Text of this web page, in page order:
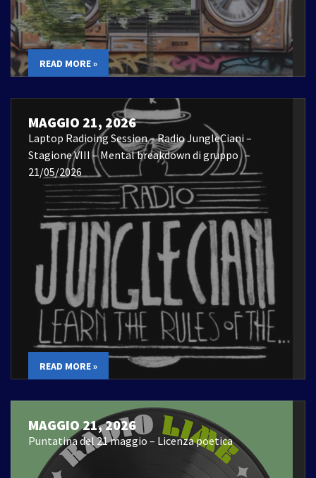
READ MORE »
MAGGIO 21, 2026
Laptop Radioing Session – Radio JungleCiani –
Stagione VIII – Mental breakdown di gruppo –
21/05/2026
READ MORE »
MAGGIO 21, 2026
Puntatina del 21 maggio – Licenza poetica